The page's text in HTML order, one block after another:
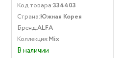
Код товара:334403
Страна:Южная Корея
Бренд:ALFA
Коллекция:Mix
В наличии